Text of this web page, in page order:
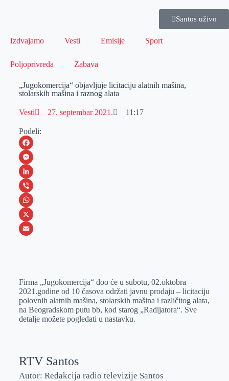
Santos uživo
Izdvajamo Vesti Emisije Sport
Poljoprivreda Zabava
„Jugokomercija“ objavljuje licitaciju alatnih mašina,
stolarskih mašina i raznog alata
Vesti 27. septembar 2021. 11:17
Podeli:
F
a
c
e
b
o
M
e
s
s
e
r
L
i
n
k
n
V
i
b
W
h
A
p
p
X
i
l
Firma „Jugokomercija“ doo će u subotu, 02.oktobra
2021.godine od 10 časova održati javnu prodaju – licitaciju
polovnih alatnih mašina, stolarskih mašina i različitog alata,
na Beogradskom putu bb, kod starog „Radijatora“. Sve
detalje možete pogledati u nastavku.
RTV Santos
Autor: Redakcija radio televizije Santos